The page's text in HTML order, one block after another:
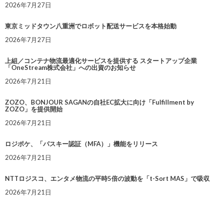
2026年7月27日
東京ミッドタウン八重洲でロボット配送サービスを本格始動
2026年7月27日
上組／コンテナ物流最適化サービスを提供する スタートアップ企業
「OneStream株式会社」への出資のお知らせ
2026年7月21日
ZOZO、BONJOUR SAGANの自社EC拡大に向け「Fulfillment by
ZOZO」を提供開始
2026年7月21日
ロジポケ、「パスキー認証（MFA）」機能をリリース
2026年7月21日
NTTロジスコ、エンタメ物流の平時5倍の波動を「t-Sort MAS」で吸収
2026年7月21日